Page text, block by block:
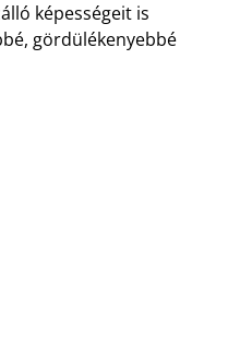
képességeit is
gördülékenyebbé